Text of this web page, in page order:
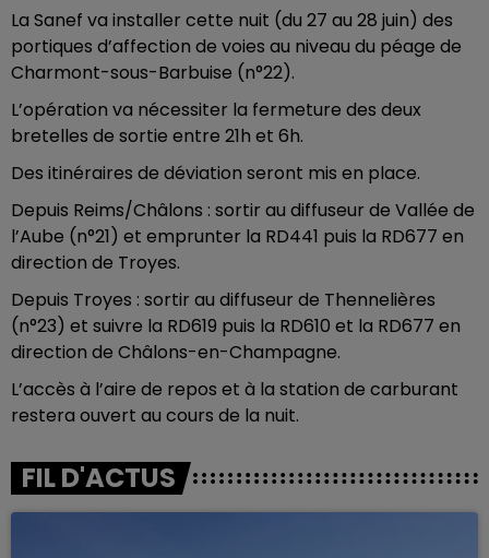
La Sanef va installer cette nuit (du 27 au 28 juin) des
portiques d’affection de voies au niveau du péage de
Charmont-sous-Barbuise (n°22).
L’opération va nécessiter la fermeture des deux
bretelles de sortie entre 21h et 6h.
Des itinéraires de déviation seront mis en place.
Depuis Reims/Châlons : sortir au diffuseur de Vallée de
l’Aube (n°21) et emprunter la RD441 puis la RD677 en
direction de Troyes.
Depuis Troyes : sortir au diffuseur de Thennelières
(n°23) et suivre la RD619 puis la RD610 et la RD677 en
direction de Châlons-en-Champagne.
L’accès à l’aire de repos et à la station de carburant
restera ouvert au cours de la nuit.
FIL D'ACTUS